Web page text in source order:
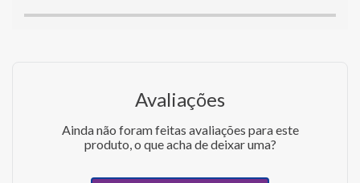
Avaliações
Ainda não foram feitas avaliações para este
produto, o que acha de deixar uma?